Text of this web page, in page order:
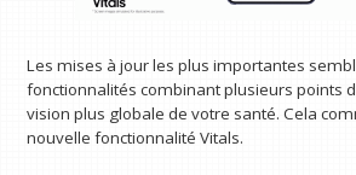
Les mises à jour les plus importantes
fonctionnalités combinant plusieurs points
vision plus globale de votre santé. Cela
nouvelle fonctionnalité Vitals.